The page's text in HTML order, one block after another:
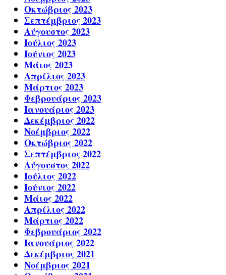
Οκτώβριος 2023
Σεπτέμβριος 2023
Αύγουστος 2023
Ιούλιος 2023
Ιούνιος 2023
Μάιος 2023
Απρίλιος 2023
Μάρτιος 2023
Φεβρουάριος 2023
Ιανουάριος 2023
Δεκέμβριος 2022
Νοέμβριος 2022
Οκτώβριος 2022
Σεπτέμβριος 2022
Αύγουστος 2022
Ιούλιος 2022
Ιούνιος 2022
Μάιος 2022
Απρίλιος 2022
Μάρτιος 2022
Φεβρουάριος 2022
Ιανουάριος 2022
Δεκέμβριος 2021
Νοέμβριος 2021